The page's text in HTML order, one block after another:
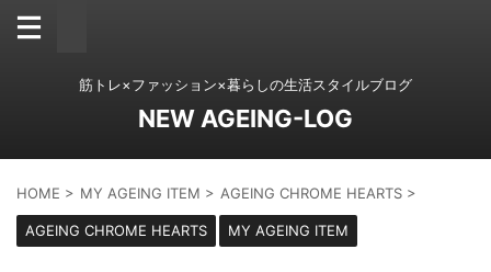
筋トレ×ファッション×暮らしの生活スタイルブログ
NEW AGEING-LOG
HOME > MY AGEING ITEM > AGEING CHROME HEARTS >
AGEING CHROME HEARTS MY AGEING ITEM